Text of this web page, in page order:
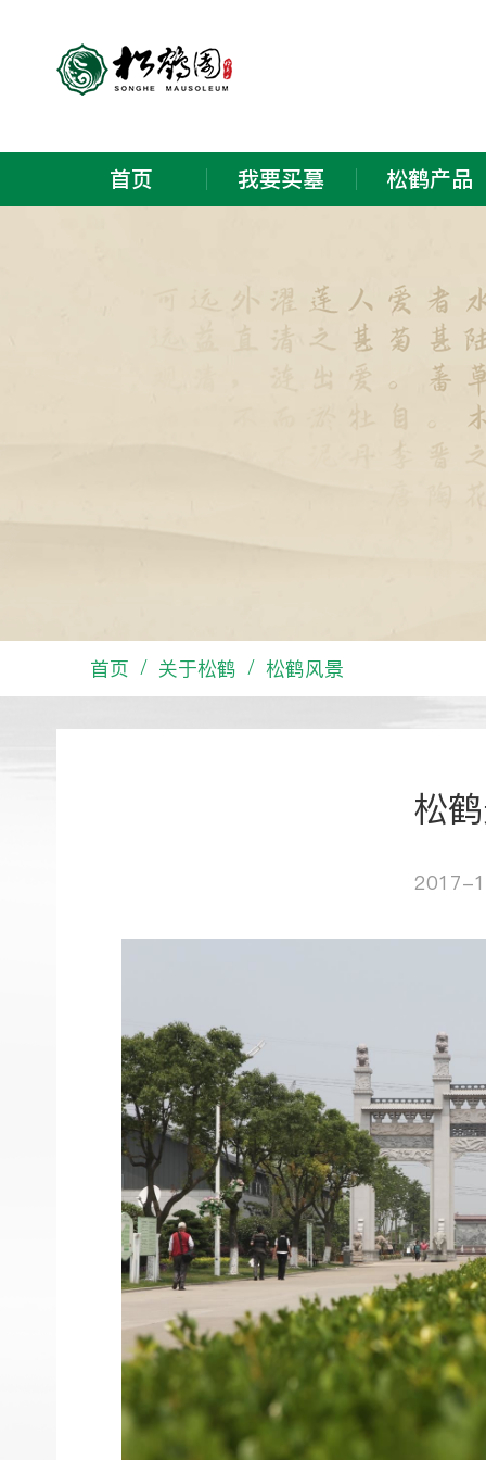
首页 我要买墓 松鹤产品
首页 / 关于松鹤 / 松鹤风景
松
2017-